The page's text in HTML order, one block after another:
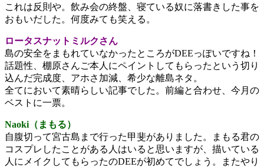
これは反則や。飲み会の終盤、寝ている奴に落書きした事を
おもいだした。何度みても笑える。
ロータスナットミルクさん
島の安全をまもれていなかったところがDEEっぽいですね！
話題性、棚原さんご本人にペイントしてもらったという切り
込んだ完成度、アホさ加減、希少な離島ネタ。
全てにおいて素晴らしい記事でした。前編と合わせ、今月の
ベストに一票。
Naoki（まもる）
自腹切って宮古島まで行った甲斐がありました。まもる君の
コスプレしたことがある人はいると思いますが、描いている
人にメイクしてもらったのDEEが初めてでしょう。またやり